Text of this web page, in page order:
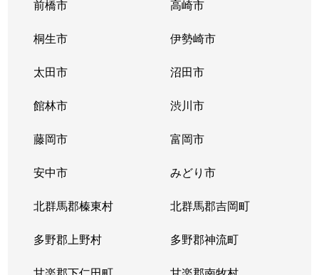
前橋市 高崎市
桐生市 伊勢崎市
太田市 沼田市
館林市 渋川市
藤岡市 富岡市
安中市 みどり市
北群馬郡榛東村 北群馬郡吉岡町
多野郡上野村 多野郡神流町